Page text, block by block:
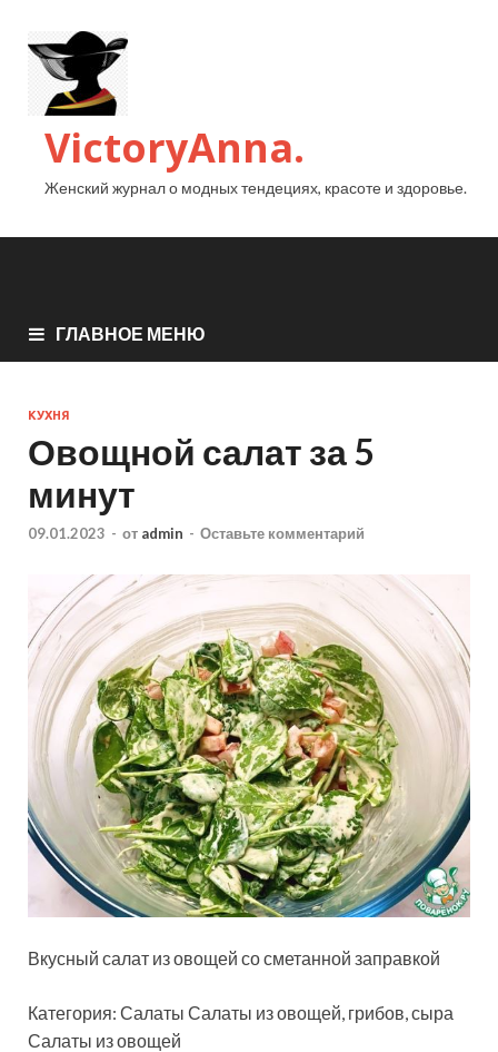
VictoryAnna.
Женский журнал о модных тендециях, красоте и здоровье.
ГЛАВНОЕ МЕНЮ
КУХНЯ
Овощной салат за 5
минут
09.01.2023 - от admin - Оставьте комментарий
Вкусный салат из овощей со сметанной заправкой
Категория: Салаты Салаты из овощей, грибов, сыра
Салаты из овощей